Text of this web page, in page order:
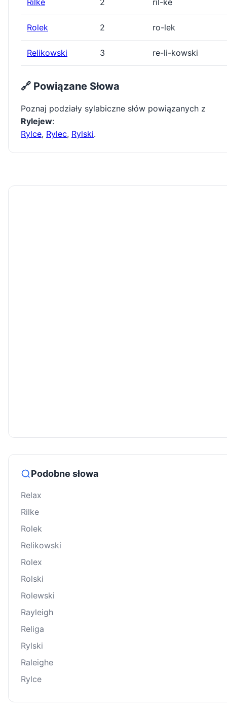
Rilke 2 ril-ke
Rolek 2 ro-lek
Relikowski 3 re-li-kowski
🔗 Powiązane Słowa
Poznaj podziały sylabiczne słów powiązanych z
Rylejew:
Rylce, Rylec, Rylski.
Podobne słowa
Relax
Rilke
Rolek
Relikowski
Rolex
Rolski
Rolewski
Rayleigh
Religa
Rylski
Raleighe
Rylce